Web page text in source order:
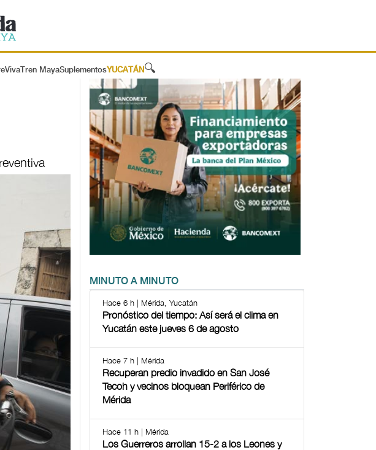
Tren MayaSuplementosYUCATÁN 🔍
MINUTO A MINUTO
Hace 6 h | Mérida, Yucatán
Pronóstico del tiempo: Así será el clima en
Yucatán este jueves 6 de agosto
Hace 7 h | Mérida
Recuperan predio invadido en San José
Tecoh y vecinos bloquean Periférico de
Mérida
Hace 11 h | Mérida
Los Guerreros arrollan 15-2 a los Leones y